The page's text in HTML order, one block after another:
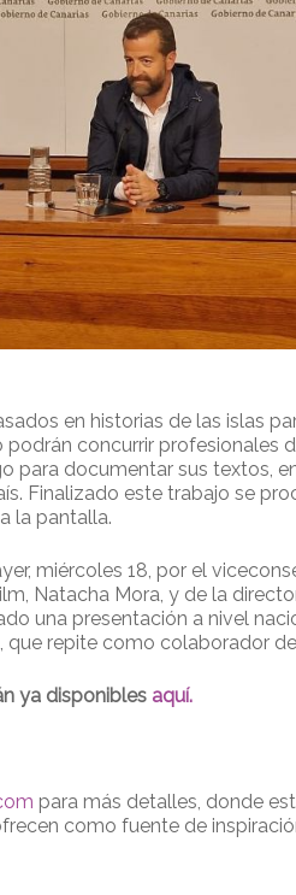
en historias de las islas
concurrir profesionales
para documentar sus textos,
Finalizado este trabajo se
la pantalla.
miércoles 18, por el
Natacha Mora, y de la
una presentación a nivel
que repite como colaborador
ya disponibles aquí.
para más detalles, donde
como fuente de